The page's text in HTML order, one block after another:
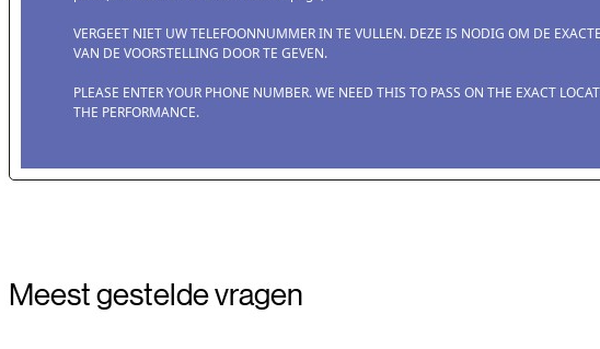
Meest gestelde vragen